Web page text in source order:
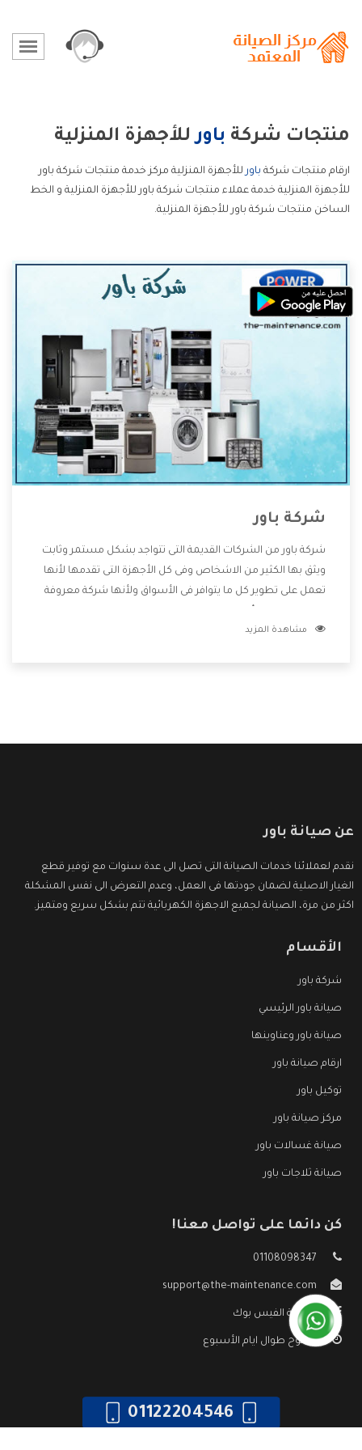
منتجات شركة باورللأجهزة المنزلية
ارقام منتجات شركة باورللأجهزة المنزلية مركز خدمة منتجات شركة باور
للأجهزة المنزلية خدمة عملاء منتجات شركة باور للأجهزة المنزلية و الخط
الساخن منتجات شركة باور للأجهزة المنزلية.
شركة باور
شركة باور من الشركات القديمة التى تتواجد بشكل مستمر وثابت
ويثق بها الكثير من الاشخاص وفى كل الأجهزة التى تقدمها لأنها
تعمل على تطوير كل ما يتوافر فى الأسواق ولأنها شركة معروفة
للعملاء أقوى العروض والخصومات التى تسهل على المستهلك
مشاهدة المزيد
عن صيانة باور
نقدم لعملائنا خدمات الصيانة التى تصل الى عدة سنوات مع توفير قطع
الغيار الاصلية لضمان جودتها فى العمل، وعدم التعرض الى نفس المشكلة
اكثر من مرة، الصيانة لجميع الاجهزة الكهربائية تتم بشكل سريع ومتميز.
الأقسام
شركة باور
صيانة باور الرئيسي
صيانة باور وعناوينها
ارقام صيانة باور
توكيل باور
مركز صيانة باور
صيانة غسالات باور
صيانة ثلاجات باور
كن دائما على تواصل معنا!
01108098347
support@the-maintenance.com
صفحة الفيس بوك
مفتوح طوال ايام الأسبوع
01122204546